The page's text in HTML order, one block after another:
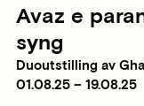
Avaz e
syng
Duoutstilling av
01.08.25 – 19.08.25